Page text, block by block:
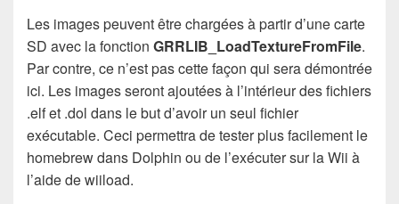
Les images peuvent être chargées à partir d’une carte
SD avec la fonction GRRLIB_LoadTextureFromFile.
Par contre, ce n’est pas cette façon qui sera démontrée
ici. Les images seront ajoutées à l’intérieur des fichiers
.elf et .dol dans le but d’avoir un seul fichier
exécutable. Ceci permettra de tester plus facilement le
homebrew dans Dolphin ou de l’exécuter sur la Wii à
l’aide de wiiload.